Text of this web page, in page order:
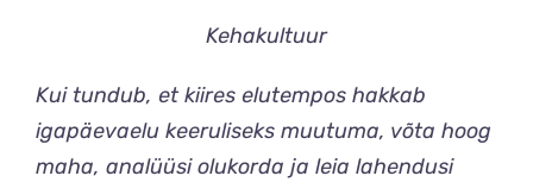
Kehakultuur
Kui tundub, et kiires elutempos hakkab
igapäevaelu keeruliseks muutuma, võta hoog
maha, analüüsi olukorda ja leia lahendusi